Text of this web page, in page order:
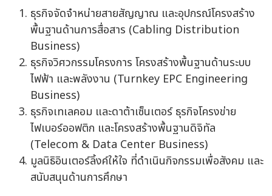
ธุรกิจจัดจำหน่ายสายสัญญาณ และอุปกรณ์โครงสร้าง
พื้นฐานด้านการสื่อสาร (Cabling Distribution
Business)
ธุรกิจวิศวกรรมโครงการ โครงสร้างพื้นฐานด้านระบบ
ไฟฟ้า และพลังงาน (Turnkey EPC Engineering
Business)
ธุรกิจเทเลคอม และดาต้าเซ็นเตอร์ ธุรกิจโครงข่าย
ไฟเบอร์ออฟติก และโครงสร้างพื้นฐานดิจิทัล
(Telecom & Data Center Business)
มูลนิธิอินเตอร์ลิ้งค์ให้ใจ ที่ดำเนินกิจกรรมเพื่อสังคม และ
สนับสนุนด้านการศึกษา